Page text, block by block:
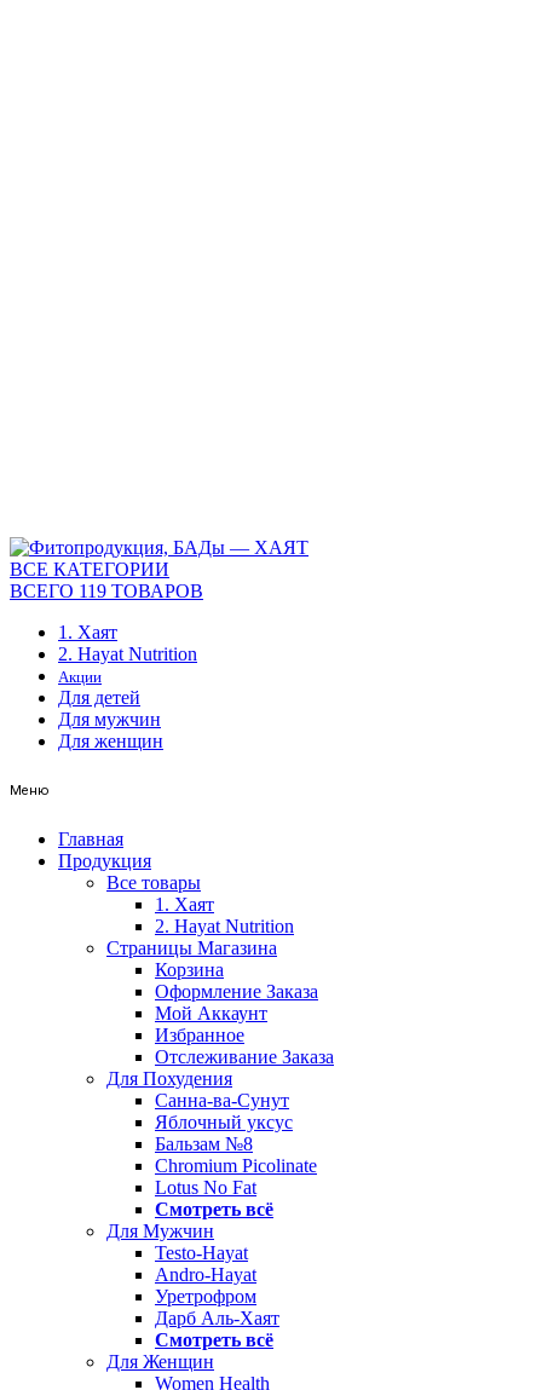
ВСЕ КАТЕГОРИИ
ВСЕГО 119 ТОВАРОВ
1. Хаят
2. Hayat Nutrition
Акции
Для детей
Для мужчин
Для женщин
Меню
Главная
Продукция
Все товары
1. Хаят
2. Hayat Nutrition
Страницы Магазина
Корзина
Оформление Заказа
Мой Аккаунт
Избранное
Отслеживание Заказа
Для Похудения
Санна-ва-Сунут
Яблочный уксус
Бальзам №8
Chromium Picolinate
Lotus No Fat
Смотреть всё
Для Мужчин
Testo-Hayat
Andro-Hayat
Уретрофром
Дарб Аль-Хаят
Смотреть всё
Для Женщин
Women Health